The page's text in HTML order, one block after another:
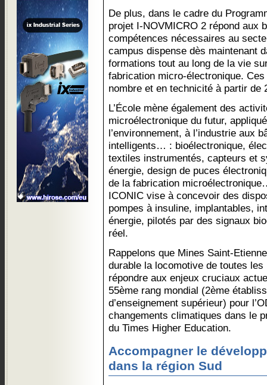
De plus, dans le cadre du
projet I-NOVMICRO 2 répond aux
compétences nécessaires au
campus dispense dès maintenant
formations tout au long de la vie
fabrication micro-électronique.
nombre et en technicité à partir de
L’École mène également des
microélectronique du futur,
l’environnement, à l’industrie aux
intelligents… : bioélectronique,
textiles instrumentés, capteurs et
énergie, design de puces
de la fabrication
ICONIC vise à concevoir des
pompes à insuline, implantables,
énergie, pilotés par des signaux
réel.
Rappelons que Mines Saint-
durable la locomotive de toutes les
répondre aux enjeux cruciaux
55ème rang mondial (2ème
d’enseignement supérieur) pour
changements climatiques dans le
du Times Higher Education.
Accompagner le
dans la région Sud